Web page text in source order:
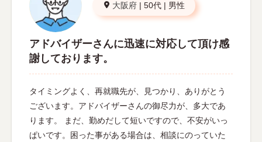
大阪府 | 50代 | 男性
アドバイザーさんに迅速に対応して頂け感
謝しております。
タイミングよく、再就職先が、見つかり、ありがとう
ございます。アドバイザーさんの御尽力が、多大であ
ります。 まだ、勤めだして短いですので、不安がいっ
ぱいです。困った事がある場合は、相談にのっていた